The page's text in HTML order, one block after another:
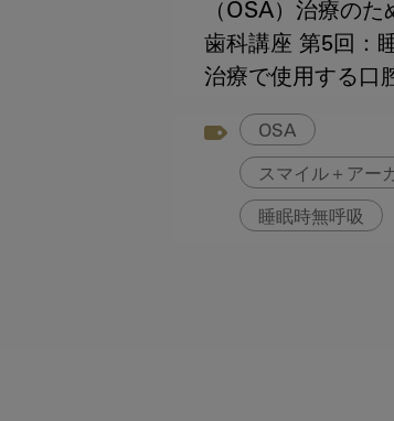
（OSA）治療のた
歯科講座 第5回：
治療で使用する口
とは？
OSA
スマイル＋アー
睡眠時無呼吸